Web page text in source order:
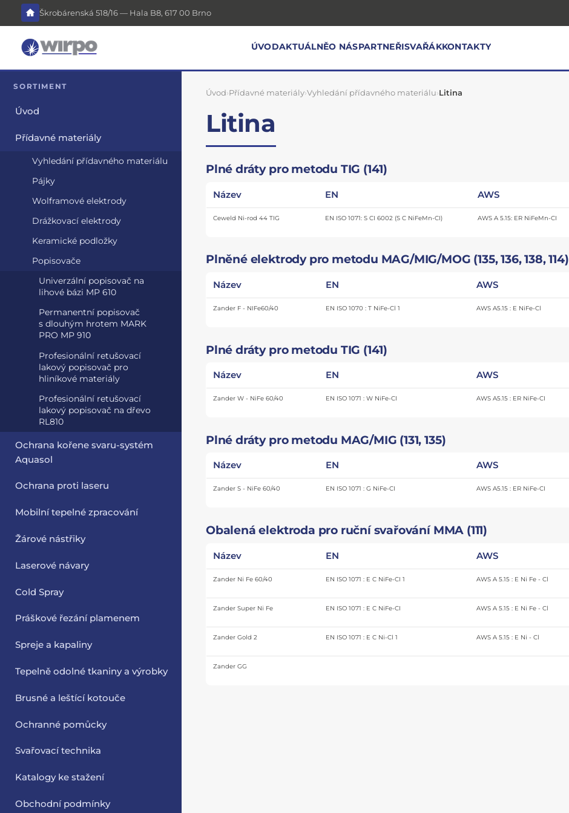
Škrobárenská 518/16 — Hala B8, 617 00 Brno
ÚVODAKTUÁLNĚO NÁSPARTNEŘISVAŘÁKKONTAKTY
SORTIMENT
Úvod
Přídavné materiály
Vyhledání přídavného materiálu
Pájky
Wolframové elektrody
Drážkovací elektrody
Keramické podložky
Popisovače
Univerzální popisovač na
lihové bázi MP 610
Permanentní popisovač
s dlouhým hrotem MARK
PRO MP 910
Profesionální retušovací
lakový popisovač pro
hliníkové materiály
Profesionální retušovací
lakový popisovač na dřevo
RL810
Ochrana kořene svaru-systém
Aquasol
Ochrana proti laseru
Mobilní tepelné zpracování
Žárové nástřiky
Laserové návary
Cold Spray
Práškové řezání plamenem
Spreje a kapaliny
Tepelně odolné tkaniny a výrobky
Brusné a leštící kotouče
Ochranné pomůcky
Svařovací technika
Katalogy ke stažení
Obchodní podmínky
Úvod›Přídavné materiály›Vyhledání přídavného materiálu›Litina
Litina
Plné dráty pro metodu TIG (141)
Název EN AWS
Ceweld Ni-rod 44 TIG EN ISO 1071: S CI 6002 (S C NiFeMn-CI) AWS A 5.15: ER NiFeMn-CI
Plněné elektrody pro metodu MAG/MIG/MOG (135, 136, 138, 114)
Název EN AWS
Zander F - NIFe60/40 EN ISO 1070 : T NiFe-Cl 1 AWS A5.15 : E NiFe-Cl
Plné dráty pro metodu TIG (141)
Název EN AWS
Zander W - NiFe 60/40 EN ISO 1071 : W NiFe-CI AWS A5.15 : ER NiFe-CI
Plné dráty pro metodu MAG/MIG (131, 135)
Název EN AWS
Zander S - NiFe 60/40 EN ISO 1071 : G NiFe-CI AWS A5.15 : ER NiFe-CI
Obalená elektroda pro ruční svařování MMA (111)
Název EN AWS
Zander Ni Fe 60/40 EN ISO 1071 : E C NiFe-CI 1 AWS A 5.15 : E Ni Fe - Cl
Zander Super Ni Fe EN ISO 1071 : E C NiFe-CI AWS A 5.15 : E Ni Fe - Cl
Zander Gold 2 EN ISO 1071 : E C Ni-Cl 1 AWS A 5.15 : E Ni - Cl
Zander GG